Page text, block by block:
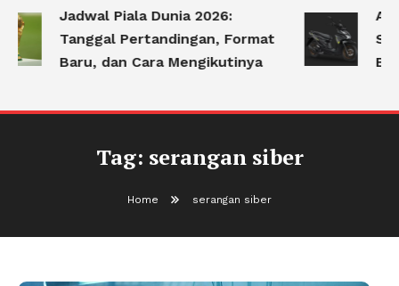
Jadwal Piala Dunia 2026:
Tanggal Pertandingan, Format
Baru, dan Cara Mengikutinya
Tag: serangan siber
Home serangan siber